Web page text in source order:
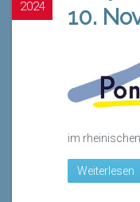
2024
10.
im
Weiterlesen